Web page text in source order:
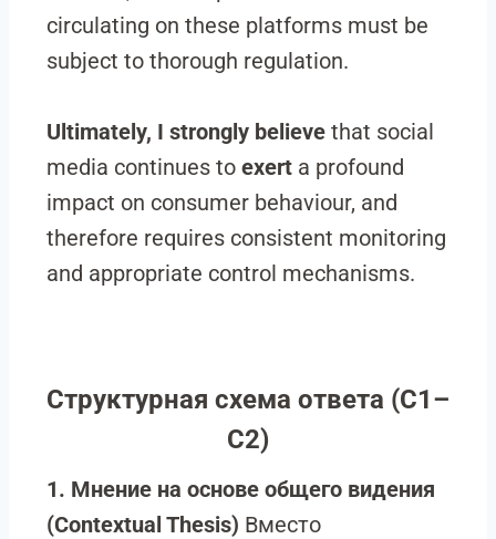
circulating on these platforms must be
subject to thorough regulation.
Ultimately, I strongly believe that social
media continues to exert a profound
impact on consumer behaviour, and
therefore requires consistent monitoring
and appropriate control mechanisms.
Структурная схема ответа (C1–
C2)
1. Мнение на основе общего видения
(Contextual Thesis) Вместо